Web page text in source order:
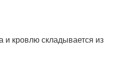
и кровлю складывается из